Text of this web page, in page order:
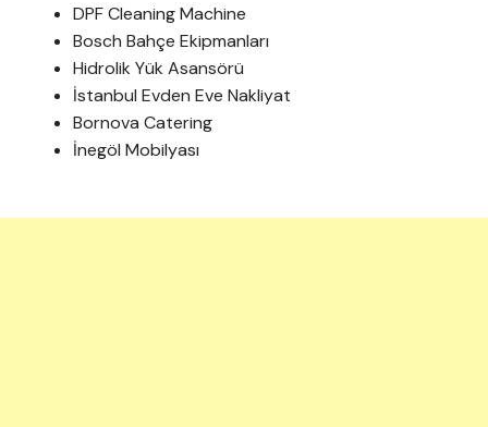
DPF Cleaning Machine
Bosch Bahçe Ekipmanları
Hidrolik Yük Asansörü
İstanbul Evden Eve Nakliyat
Bornova Catering
İnegöl Mobilyası